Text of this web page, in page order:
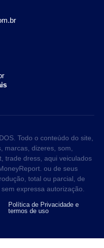
Todo o conteúdo do site,
marcas, dizeres, som,
trade dress, aqui veiculados
ou de seus
total ou parcial, de
expressa autorização.
Política de Privacidade e
termos de uso